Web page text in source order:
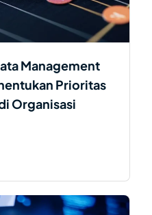
Management
Prioritas
Organisasi